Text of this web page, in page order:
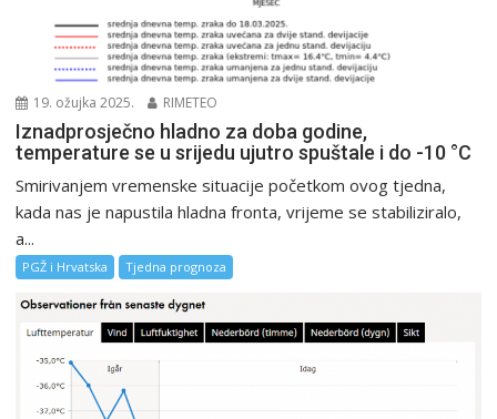
19. ožujka 2025. RIMETEO
Iznadprosječno hladno za doba godine,
temperature se u srijedu ujutro spuštale i do -10 °C
Smirivanjem vremenske situacije početkom ovog tjedna,
kada nas je napustila hladna fronta, vrijeme se stabiliziralo,
a...
PGŽ i Hrvatska Tjedna prognoza